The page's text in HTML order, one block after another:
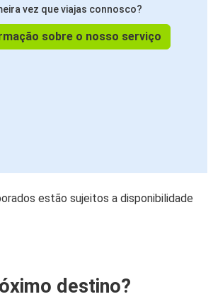
vez que viajas connosco?
sobre o nosso serviço
estão sujeitos a disponibilidade
destino?